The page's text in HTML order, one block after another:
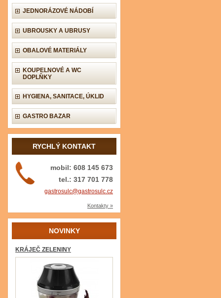
JEDNORÁZOVÉ NÁDOBÍ
UBROUSKY A UBRUSY
OBALOVÉ MATERIÁLY
KOUPELNOVÉ A WC
DOPLŇKY
HYGIENA, SANITACE, ÚKLID
GASTRO BAZAR
RYCHLÝ KONTAKT
mobil: 608 145 673
tel.: 317 701 778
gastrosulc@gastrosulc.cz
Kontakty »
NOVINKY
KRÁJEČ ZELENINY